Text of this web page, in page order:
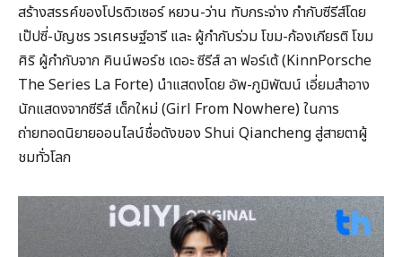
สร้างสรรค์ของโปรดิวเซอร์ หยวน-ว่าน ทับกระจ่าง กำกับซีรีส์โดย
เป๊ปซี่-บัญชร วรเศรษฐ์อารี และ ผู้กำกับร่วม โขม-ก้องเกียรติ โขม
ศิริ ผู้กำกับจาก คินน์พอร์ช เดอะ ซีรีส์ ลา ฟอร์เต้ (KinnPorsche
The Series La Forte) นำแสดงโดย อัพ-ภูมิพัฒน์ เอี่ยมสำอาง
นักแสดงจากซีรีส์ เด็กใหม่ (Girl From Nowhere) ในการ
ถ่ายทอดนิยายออนไลน์ชื่อดังของ Shui Qiancheng สู่สายตาผู้
ชมทั่วโลก